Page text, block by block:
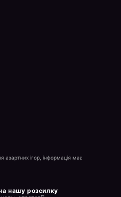
ігор, інформація має
нашу розсилку